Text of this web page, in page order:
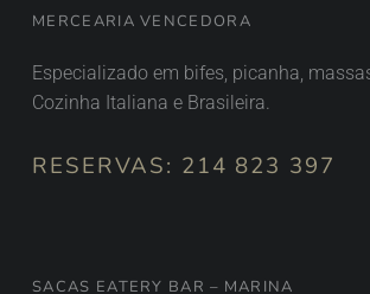
MERCEARIA VENCEDORA
Especializado em bifes, picanha,
Cozinha Italiana e Brasileira.
RESERVAS: 214 823 397
SACAS EATERY BAR – MARINA